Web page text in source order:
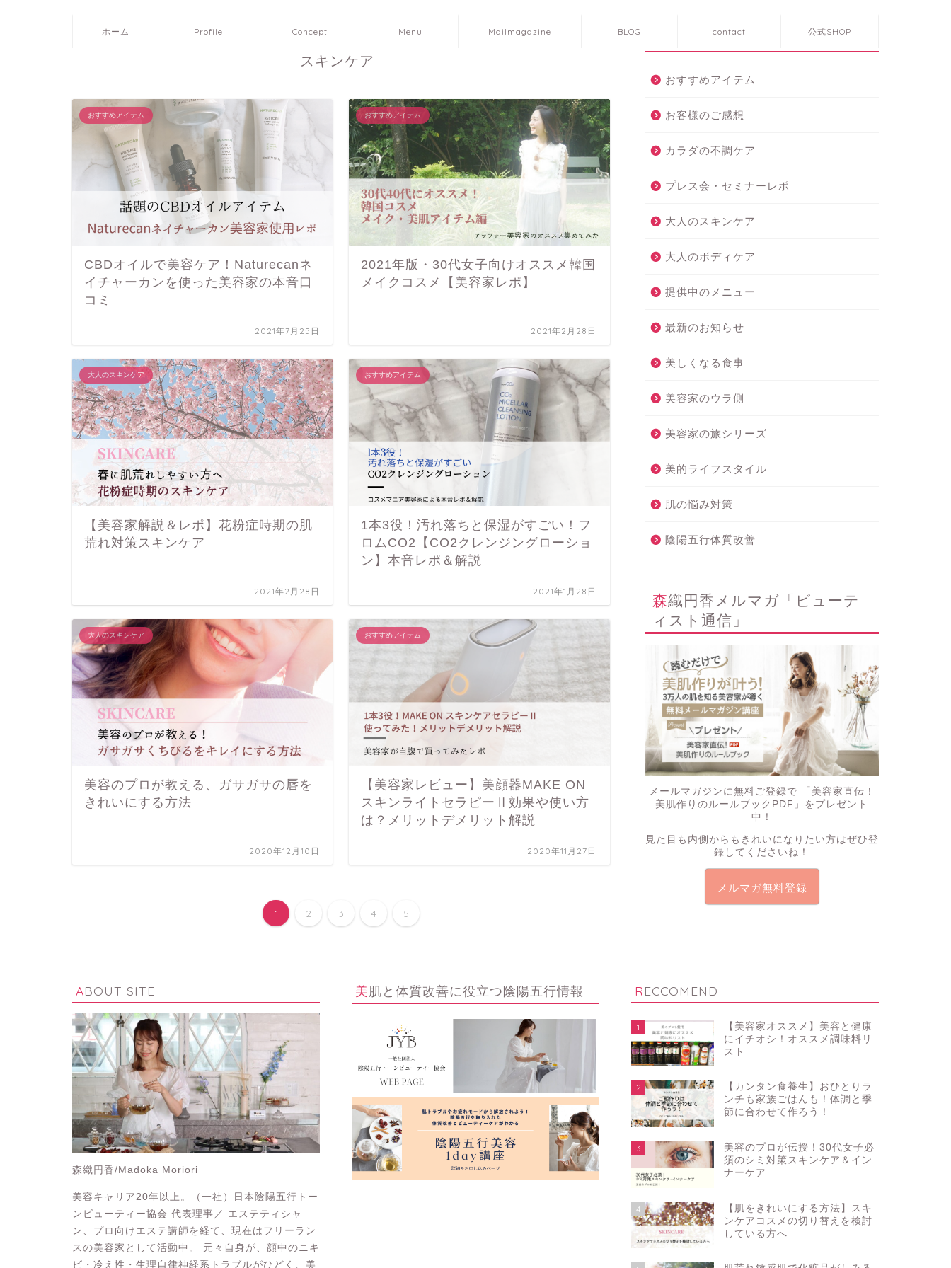
ホーム Profile Concept Menu Mailmagazine BLOG contact 公式SHOP
スキンケア
おすすめアイテム
CBDオイルで美容ケア！Naturecanネ
イチャーカンを使った美容家の本音口
コミ
2021年7月25日
おすすめアイテム
2021年版・30代女子向けオススメ韓国
メイクコスメ【美容家レポ】
2021年2月28日
大人のスキンケア
【美容家解説＆レポ】花粉症時期の肌
荒れ対策スキンケア
2021年2月28日
おすすめアイテム
1本3役！汚れ落ちと保湿がすごい！フ
ロムCO2【CO2クレンジングローショ
ン】本音レポ＆解説
2021年1月28日
大人のスキンケア
美容のプロが教える、ガサガサの唇を
きれいにする方法
2020年12月10日
おすすめアイテム
【美容家レビュー】美顔器MAKE ON
スキンライトセラピーⅡ効果や使い方
は？メリットデメリット解説
2020年11月27日
1 2 3 4 5
カテゴリー
おすすめアイテム
お客様のご感想
カラダの不調ケア
プレス会・セミナーレポ
大人のスキンケア
大人のボディケア
提供中のメニュー
最新のお知らせ
美しくなる食事
美容家のウラ側
美容家の旅シリーズ
美的ライフスタイル
肌の悩み対策
陰陽五行体質改善
森織円香メルマガ「ビューテ
ィスト通信」
メールマガジンに無料ご登録で
「美容家直伝！
美肌作りのルールブックPDF」 をプレゼント
中！
見た目も内側からもきれいになりたい方はぜひ登
録してくださいね！
メルマガ無料登録
ABOUT SITE
森織円香/Madoka Moriori
美容キャリア20年以上。（一社）日本陰陽五行トー
ンビューティー協会 代表理事／ エステティシャ
ン、プロ向けエステ講師を経て、現在はフリーラン
スの美容家として活動中。 元々自身が、顔中のニキ
ビ・冷え性・生理自律神経系トラブルがひどく、美
美肌と体質改善に役立つ陰陽五行情報 RECCOMEND
1
【美容家オススメ】美容と健康
にイチオシ！オススメ調味料リ
スト
2
【カンタン食養生】おひとりラ
ンチも家族ごはんも！体調と季
節に合わせて作ろう！
3
美容のプロが伝授！30代女子必
須のシミ対策スキンケア＆イン
ナーケア
4
【肌をきれいにする方法】スキ
ンケアコスメの切り替えを検討
している方へ